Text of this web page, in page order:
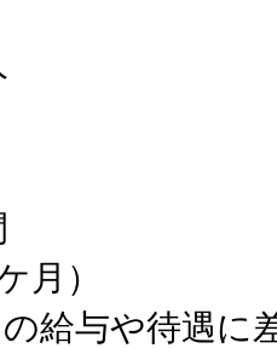
月）
給与や待遇に